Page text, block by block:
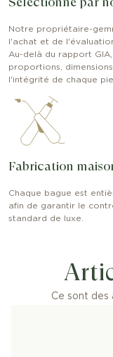
Notre propriétaire-
l'achat et de
Au-delà du rapport
proportions,
l'intégrité de chaque
Fabrication
Chaque bague est
afin de garantir le
standard de luxe.
Ce sont des